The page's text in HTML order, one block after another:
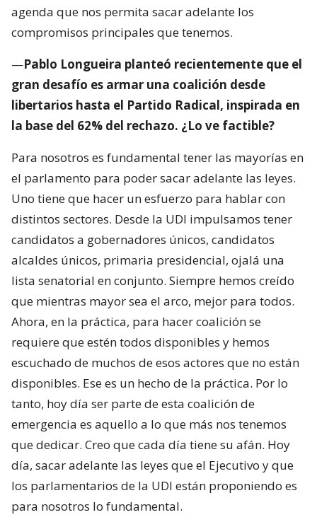
agenda que nos permita sacar adelante los
compromisos principales que tenemos.
—Pablo Longueira planteó recientemente que el
gran desafío es armar una coalición desde
libertarios hasta el Partido Radical, inspirada en
la base del 62% del rechazo. ¿Lo ve factible?
Para nosotros es fundamental tener las mayorías en
el parlamento para poder sacar adelante las leyes.
Uno tiene que hacer un esfuerzo para hablar con
distintos sectores. Desde la UDI impulsamos tener
candidatos a gobernadores únicos, candidatos
alcaldes únicos, primaria presidencial, ojalá una
lista senatorial en conjunto. Siempre hemos creído
que mientras mayor sea el arco, mejor para todos.
Ahora, en la práctica, para hacer coalición se
requiere que estén todos disponibles y hemos
escuchado de muchos de esos actores que no están
disponibles. Ese es un hecho de la práctica. Por lo
tanto, hoy día ser parte de esta coalición de
emergencia es aquello a lo que más nos tenemos
que dedicar. Creo que cada día tiene su afán. Hoy
día, sacar adelante las leyes que el Ejecutivo y que
los parlamentarios de la UDI están proponiendo es
para nosotros lo fundamental.